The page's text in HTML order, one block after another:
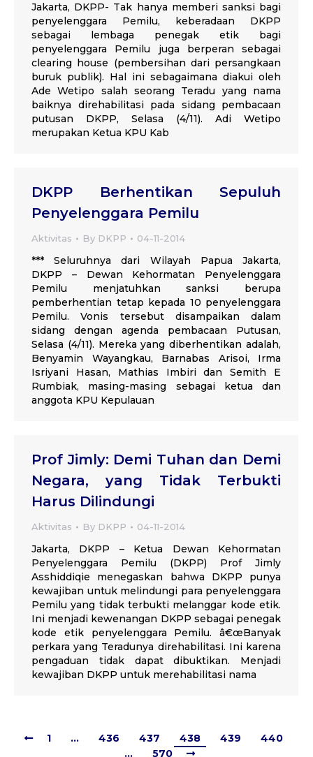
Jakarta, DKPP- Tak hanya memberi sanksi bagi
penyelenggara Pemilu, keberadaan DKPP
sebagai lembaga penegak etik bagi
penyelenggara Pemilu juga berperan sebagai
clearing house (pembersihan dari persangkaan
buruk publik). Hal ini sebagaimana diakui oleh
Ade Wetipo salah seorang Teradu yang nama
baiknya direhabilitasi pada sidang pembacaan
putusan DKPP, Selasa (4/11). Adi Wetipo
merupakan Ketua KPU Kab
DKPP Berhentikan Sepuluh
Penyelenggara Pemilu
Aktivitas By DKPP 04-11-2014
*** Seluruhnya dari Wilayah Papua Jakarta,
DKPP – Dewan Kehormatan Penyelenggara
Pemilu menjatuhkan sanksi berupa
pemberhentian tetap kepada 10 penyelenggara
Pemilu. Vonis tersebut disampaikan dalam
sidang dengan agenda pembacaan Putusan,
Selasa (4/11). Mereka yang diberhentikan adalah,
Benyamin Wayangkau, Barnabas Arisoi, Irma
Isriyani Hasan, Mathias Imbiri dan Semith E
Rumbiak, masing-masing sebagai ketua dan
anggota KPU Kepulauan
Prof Jimly: Demi Tuhan dan Demi
Negara, yang Tidak Terbukti
Harus Dilindungi
Aktivitas By DKPP 04-11-2014
Jakarta, DKPP – Ketua Dewan Kehormatan
Penyelenggara Pemilu (DKPP) Prof Jimly
Asshiddiqie menegaskan bahwa DKPP punya
kewajiban untuk melindungi para penyelenggara
Pemilu yang tidak terbukti melanggar kode etik.
Ini menjadi kewenangan DKPP sebagai penegak
kode etik penyelenggara Pemilu. â€œBanyak
perkara yang Teradunya direhabilitasi. Ini karena
pengaduan tidak dapat dibuktikan. Menjadi
kewajiban DKPP untuk merehabilitasi nama
1 … 436 437 438 439
440
…
570